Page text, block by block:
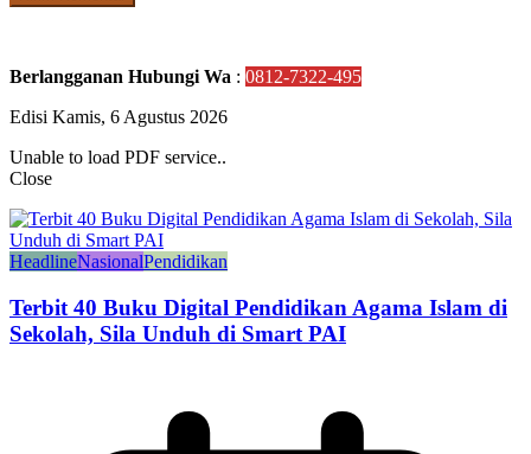
Berlangganan Hubungi Wa : 0812-7322-495
Edisi Kamis, 6 Agustus 2026
Unable to load PDF service..
Close
HeadlineNasionalPendidikan
Terbit 40 Buku Digital Pendidikan Agama Islam di
Sekolah, Sila Unduh di Smart PAI